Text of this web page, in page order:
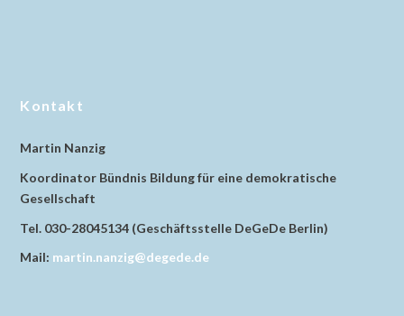
Kontakt
Martin Nanzig
Koordinator Bündnis Bildung für eine demokratische
Gesellschaft
Tel. 030-28045134 (Geschäftsstelle DeGeDe Berlin)
Mail: martin.nanzig@degede.de